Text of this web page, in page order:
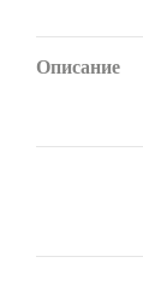
Описание